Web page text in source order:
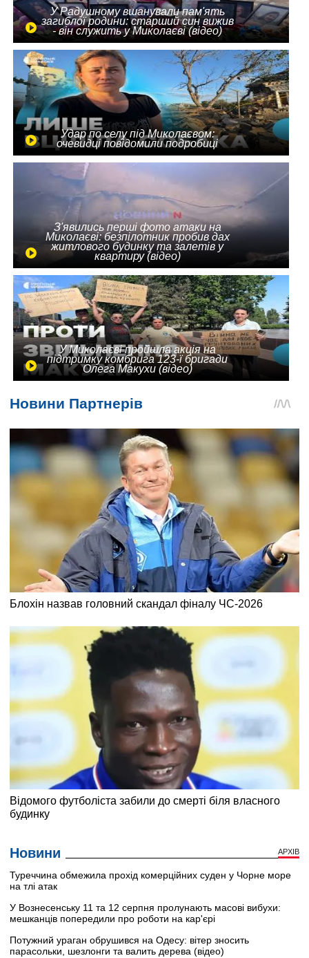
У Радушному вшанували пам'ять
загиблої родини: старший син вижив
- він служить у Миколаєві (відео)
Удар по селу під Миколаєвом:
очевидці повідомили подробиці
З'явились перші фото атаки на
Миколаєві: безпілотник пробив дах
житлового будинку та залетів у
квартиру (відео)
У Миколаєві пройшла акція на
підтримку комбрига 123-ї бригади
Олега Макухи (відео)
Новини АРХІВ
Туреччина обмежила прохід комерційних суден у Чорне море
на тлі атак
У Вознесенську 11 та 12 серпня пролунають масові вибухи:
мешканців попередили про роботи на кар'єрі
Потужний ураган обрушився на Одесу: вітер зносить
парасольки, шезлонги та валить дерева (відео)